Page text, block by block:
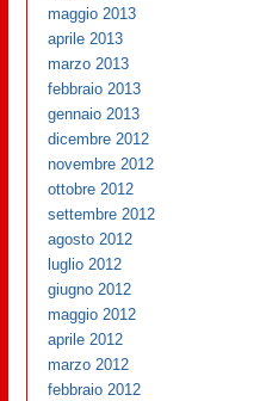
maggio 2013
aprile 2013
marzo 2013
febbraio 2013
gennaio 2013
dicembre 2012
novembre 2012
ottobre 2012
settembre 2012
agosto 2012
luglio 2012
giugno 2012
maggio 2012
aprile 2012
marzo 2012
febbraio 2012